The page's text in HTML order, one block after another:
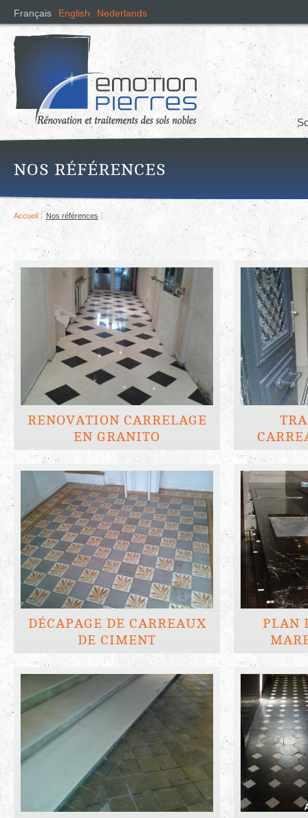
Français English Nederlands
NOS RÉFÉRENCES
Accueil Nos références
RENOVATION CARRELAGE
EN GRANITO
DÉCAPAGE DE CARREAUX
DE CIMENT
PLAN